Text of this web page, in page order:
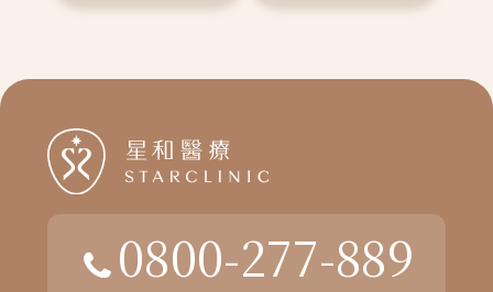
0800-277-889